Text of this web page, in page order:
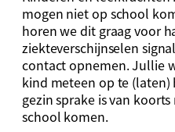
mogen niet op school
horen we dit graag voor
ziekteverschijnselen
contact opnemen. Jullie
kind meteen op te (laten)
gezin sprake is van
school komen.